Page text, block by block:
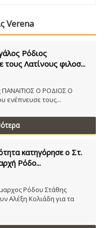
Verena
Ρόδιος
Λατίνους φιλοσ...
ΠΑΝΑΙΤΙΟΣ Ο ΡΟΔΙΟΣ Ο
ενέπνευσε τους...
κατηγόρησε ο Στ.
Ρόδο...
Ρόδου Στάθης
Αλέξη Κολιάδη για τα